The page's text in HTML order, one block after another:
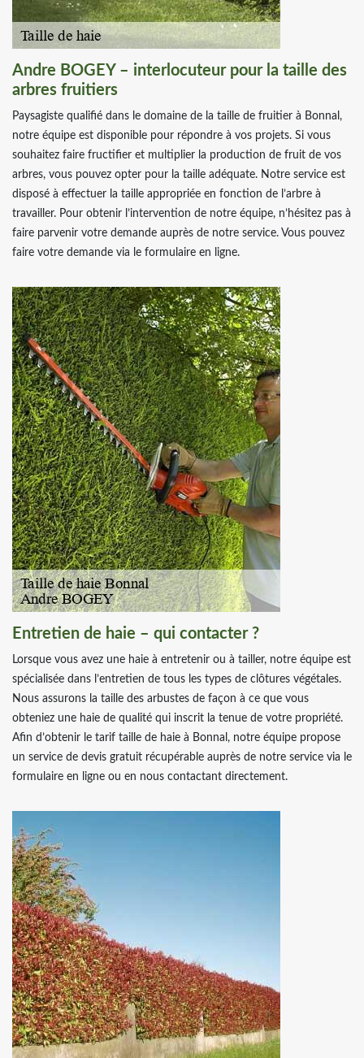
Andre BOGEY – interlocuteur pour la taille des
arbres fruitiers
Paysagiste qualifié dans le domaine de la taille de fruitier à Bonnal,
notre équipe est disponible pour répondre à vos projets. Si vous
souhaitez faire fructifier et multiplier la production de fruit de vos
arbres, vous pouvez opter pour la taille adéquate. Notre service est
disposé à effectuer la taille appropriée en fonction de l’arbre à
travailler. Pour obtenir l’intervention de notre équipe, n’hésitez pas à
faire parvenir votre demande auprès de notre service. Vous pouvez
faire votre demande via le formulaire en ligne.
Entretien de haie – qui contacter ?
Lorsque vous avez une haie à entretenir ou à tailler, notre équipe est
spécialisée dans l’entretien de tous les types de clôtures végétales.
Nous assurons la taille des arbustes de façon à ce que vous
obteniez une haie de qualité qui inscrit la tenue de votre propriété.
Afin d’obtenir le tarif taille de haie à Bonnal, notre équipe propose
un service de devis gratuit récupérable auprès de notre service via le
formulaire en ligne ou en nous contactant directement.